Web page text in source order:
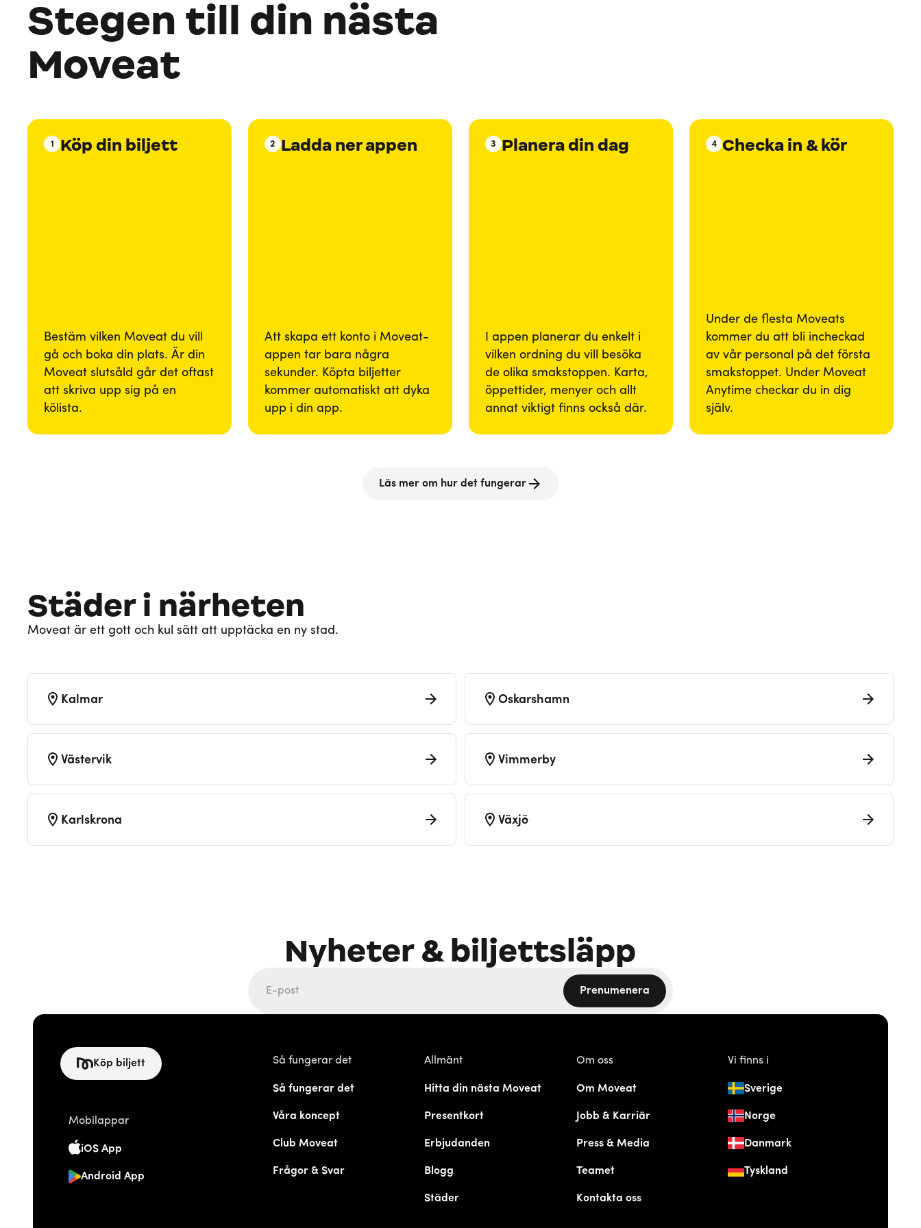
Stegen till din nästa
Moveat
1 Köp din biljett
Bestäm vilken Moveat du vill
gå och boka din plats. Är din
Moveat slutsåld går det oftast
att skriva upp sig på en
kölista.
2 Ladda ner appen
Att skapa ett konto i Moveat-
appen tar bara några
sekunder. Köpta biljetter
kommer automatiskt att dyka
upp i din app.
3 Planera din dag
I appen planerar du enkelt i
vilken ordning du vill besöka
de olika smakstoppen. Karta,
öppettider, menyer och allt
annat viktigt finns också där.
4 Checka in & kör
Under de flesta Moveats
kommer du att bli incheckad
av vår personal på det första
smakstoppet. Under Moveat
Anytime checkar du in dig
själv.
Läs mer om hur det fungerar
Städer i närheten
Moveat är ett gott och kul sätt att upptäcka en ny stad.
Kalmar Oskarshamn
Västervik Vimmerby
Karlskrona Växjö
Nyheter & biljettsläpp
Prenumenera
Köp biljett
Mobilappar
iOS App
Android App
Så fungerar det
Så fungerar det
Våra koncept
Club Moveat
Frågor & Svar
Allmänt
Hitta din nästa Moveat
Presentkort
Erbjudanden
Blogg
Städer
Om oss
Om Moveat
Jobb & Karriär
Press & Media
Teamet
Kontakta oss
Vi finns i
Sverige
Norge
Danmark
Tyskland